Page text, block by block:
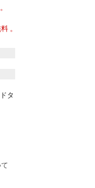
。
タ